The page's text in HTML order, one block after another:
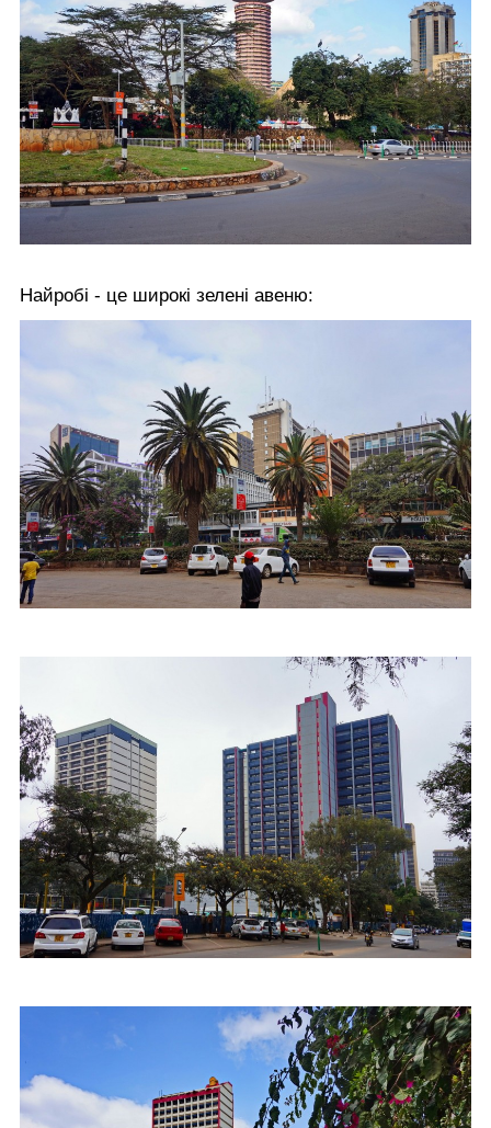
Найробі - це широкі зелені авеню: